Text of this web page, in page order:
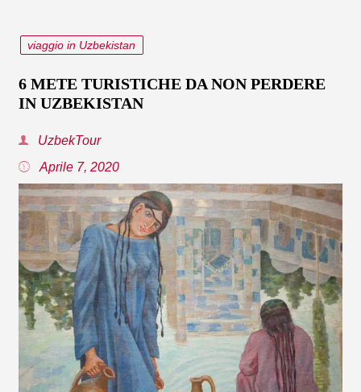
viaggio in Uzbekistan
6 METE TURISTICHE DA NON PERDERE
IN UZBEKISTAN
UzbekTour
Aprile 7, 2020